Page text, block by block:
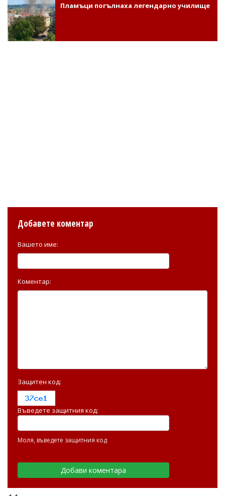
Пламъци погълнаха легендарно училище
Добавете коментар
Вашето име:
Коментар:
Защитен код:
Въведете защитния код:
Моля, въведете защитния код